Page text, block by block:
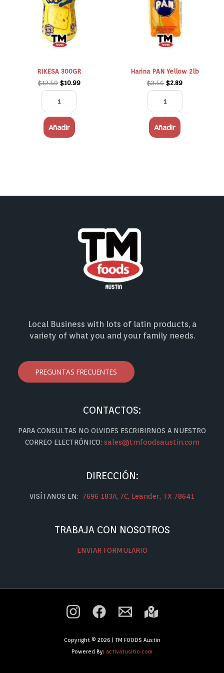
RIKESA 300GR
$12.59 $10.99
Añadir
Harina PAN Yellow 2lb
$3.56 $2.89
cantidad
Añadir
Local Business with lots of latin products, a
variety of what you and your family needs.
PREGUNTAS FRECUENTES
CONTACTOS:
PARA CONSULTAS NO OLVIDES ESCRIBIRNOS A NUESTRO
CORREO ELECTRÓNICO: sales@tmfoodsaustin.com
DIRECCIÓN:
VISÍTANOS EN: 7696 183A, 7C, Leander, TX 78641
TRABAJA CON NOSOTROS
ENVIAR FORMULARIO
Copyright © 2026 | TM FOODS Austin
Powered By: activatusitio.com